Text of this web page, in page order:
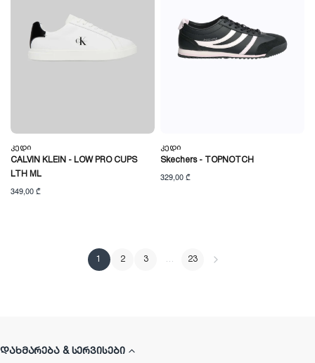
Კედი
CALVIN KLEIN - LOW PRO CUPS
LTH ML
349,00 ₾
Კედი
Skechers - TOPNOTCH
329,00 ₾
1 2 3 … 23
ᲓᲐᲮᲛᲐᲠᲔᲑᲐ & ᲡᲔᲠᲕᲘᲡᲔᲑᲘ